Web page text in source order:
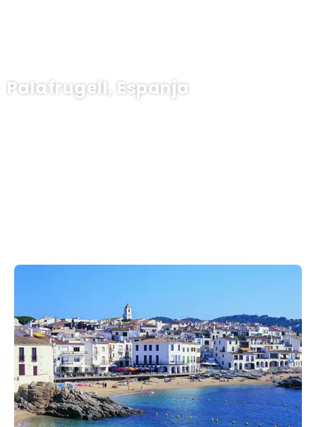
Palafrugell, Espanja